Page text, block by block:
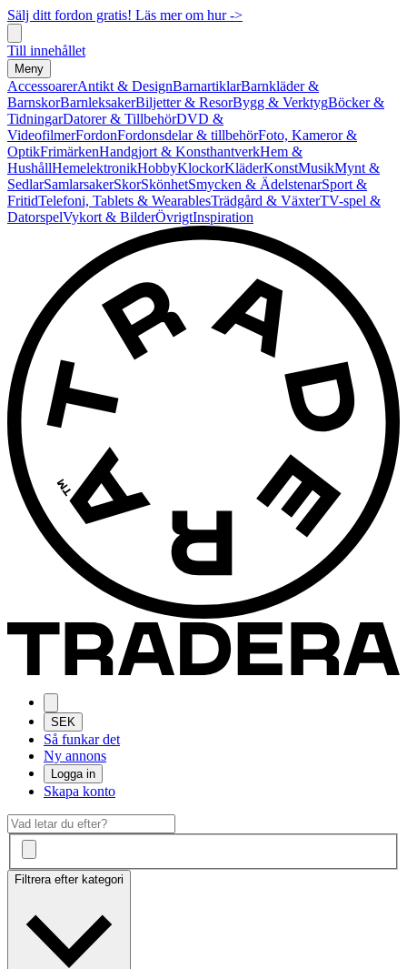
Sälj ditt fordon gratis! Läs mer om hur ->
Till innehållet
Meny
AccessoarerAntikt & DesignBarnartiklarBarnkläder &
BarnskorBarnleksakerBiljetter & ResorBygg & VerktygBöcker &
TidningarDatorer & TillbehörDVD &
VideofilmerFordonFordonsdelar & tillbehörFoto, Kameror &
OptikFrimärkenHandgjort & KonsthantverkHem &
HushållHemelektronikHobbyKlockorKläderKonstMusikMynt &
SedlarSamlarsakerSkorSkönhetSmycken & ÄdelstenarSport &
FritidTelefoni, Tablets & WearablesTrädgård & VäxterTV-spel &
DatorspelVykort & BilderÖvrigtInspiration
SEK
Så funkar det
Ny annons
Logga in
Skapa konto
Filtrera efter kategori